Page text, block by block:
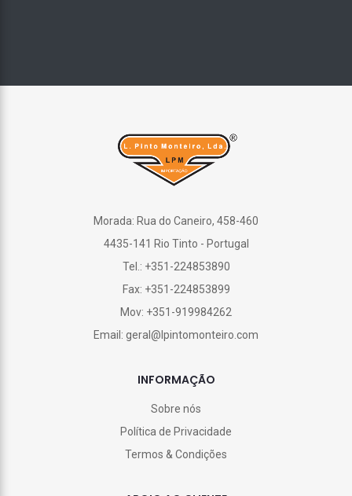
Morada: Rua do Caneiro, 458-460
4435-141 Rio Tinto - Portugal
Tel.: +351-224853890
Fax: +351-224853899
Mov: +351-919984262
Email: geral@lpintomonteiro.com
INFORMAÇÃO
Sobre nós
Política de Privacidade
Termos & Condições